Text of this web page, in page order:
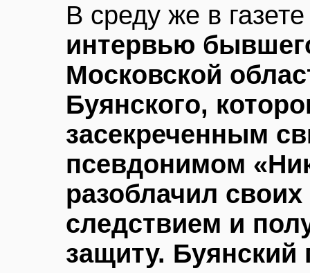
В среду же в
интервью
Московской
Буянского,
засекреченным
псевдонимом
разоблачил
следствием и
защиту. Буянский